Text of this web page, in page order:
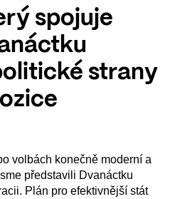
spojuje
strany
volbách konečně moderní a
představili Dvanáctku
Plán pro efektivnější stát